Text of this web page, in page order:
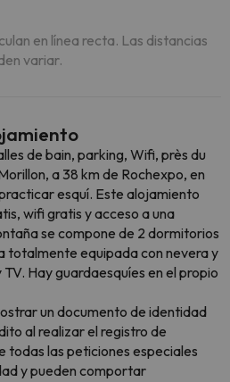
en línea recta. Las distancias
variar.
de bain, parking, Wifi, près du
a 38 km de Rochexpo, en
esquí. Este alojamiento
wifi gratis y acceso a una
se compone de 2 dormitorios
totalmente equipada con nevera y
Hay guardaesquíes en el propio
un documento de identidad
al realizar el registro de
todas las peticiones especiales
y pueden comportar